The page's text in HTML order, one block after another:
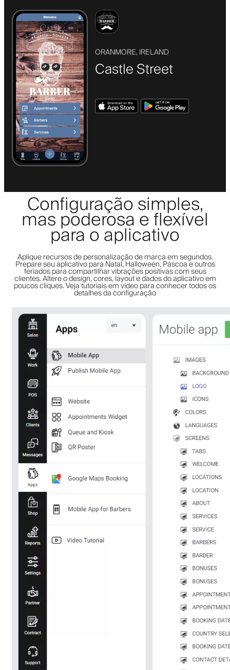
ORANMORE, IRELAND
Castle Street
Configuração simples,
mas poderosa e flexível
para o aplicativo
Aplique recursos de personalização de marca em segundos.
Prepare seu aplicativo para Natal, Halloween, Páscoa e outros
feriados para compartilhar vibrações positivas com seus
clientes. Altere o design, cores, layout e dados do aplicativo em
poucos cliques. Veja tutoriais em vídeo para conhecer todos os
detalhes da configuração